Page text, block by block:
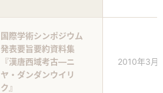
国際学術シンポジウム
発表要旨要約資料集
『漢唐西域考古―ニ
ヤ・ダンダンウイリ
ク』
2010年3月